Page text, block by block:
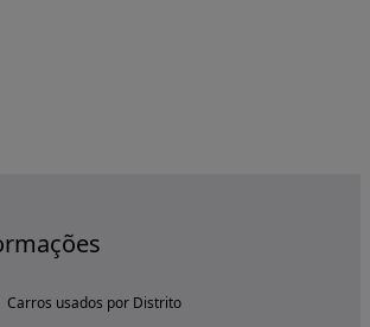
Carros usados por Distrito